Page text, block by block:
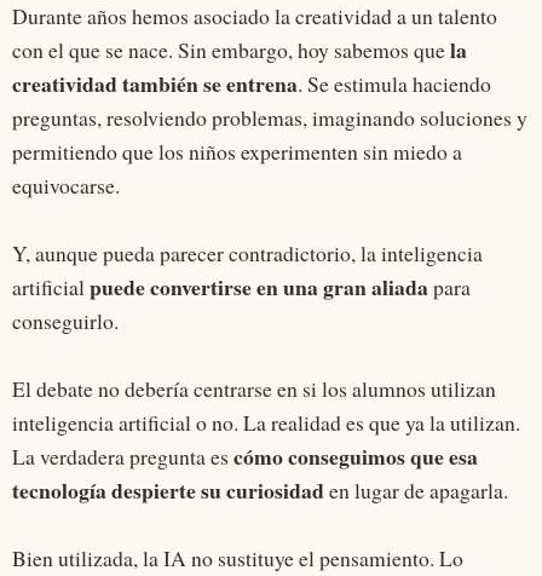
Durante años hemos asociado la creatividad a un talento
con el que se nace. Sin embargo, hoy sabemos quela
creatividad también se entrena. Se estimula haciendo
preguntas, resolviendo problemas, imaginando soluciones y
permitiendo que los niños experimenten sin miedo a
equivocarse.
Y, aunque pueda parecer contradictorio, la inteligencia
artificialpuede convertirse en una gran aliadapara
conseguirlo.
El debate no debería centrarse en si los alumnos utilizan
inteligencia artificial o no. La realidad es que ya la utilizan.
La verdadera pregunta es cómo conseguimos que esa
tecnología despierte su curiosidaden lugar de apagarla.
Bien utilizada, la IA no sustituye el pensamiento. Lo